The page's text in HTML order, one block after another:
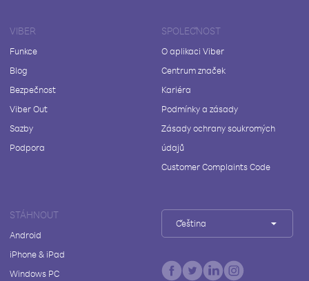
VIBER
Funkce
Blog
Bezpečnost
Viber Out
Sazby
Podpora
SPOLEČNOST
O aplikaci Viber
Centrum značek
Kariéra
Podmínky a zásady
Zásady ochrany soukromých
údajů
Customer Complaints Code
STÁHNOUT
Android
iPhone & iPad
Windows PC
Čeština